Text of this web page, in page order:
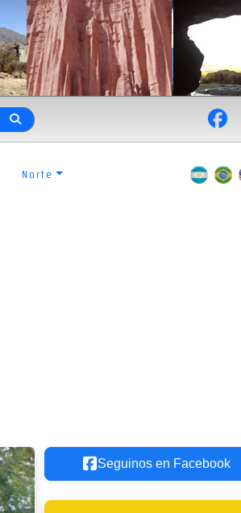
Norte
Seguinos en Facebook